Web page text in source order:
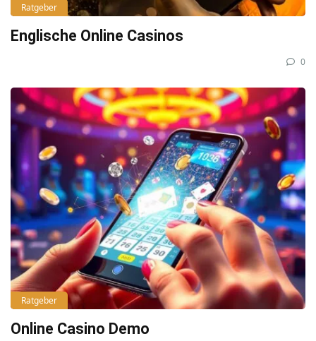
Ratgeber
Englische Online Casinos
0
Ratgeber
Online Casino Demo